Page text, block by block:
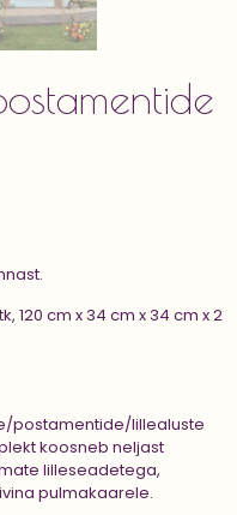
120 cm x 34 cm x 34 cm x 2
postamentide/lillealuste
koosneb neljast
lilleseadetega,
pulmakaarele.